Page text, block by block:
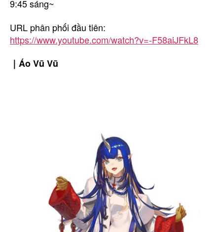
9:45 sáng~
URL phân phối đầu tiên:
https://www.youtube.com/watch?v=-F58aiJFkL8
｜Áo Vũ Vũ